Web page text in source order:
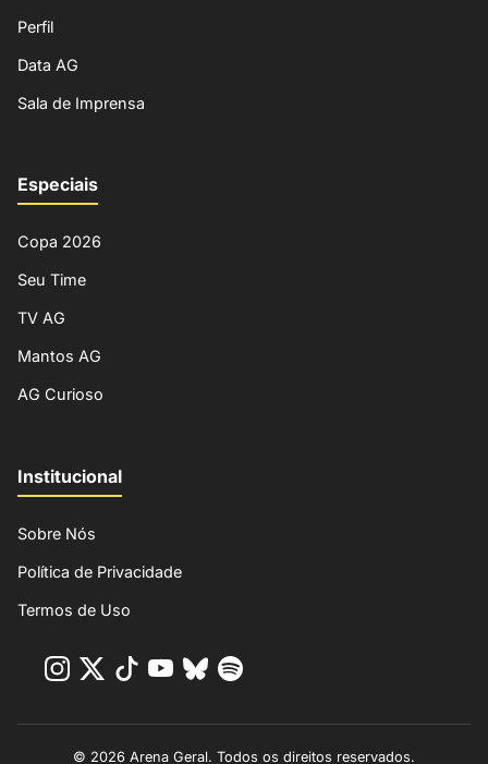
Perfil
Data AG
Sala de Imprensa
Especiais
Copa 2026
Seu Time
TV AG
Mantos AG
AG Curioso
Institucional
Sobre Nós
Política de Privacidade
Termos de Uso
© 2026 Arena Geral. Todos os direitos reservados.